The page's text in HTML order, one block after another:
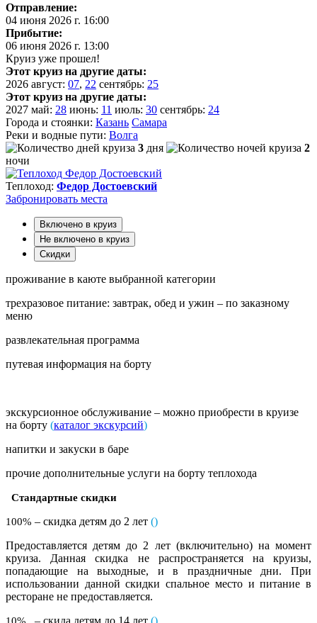
Отправление:
04 июня 2026 г. 16:00
Прибытие:
06 июня 2026 г. 13:00
Круиз уже прошел!
Этот круиз на другие даты:
2026 август: 07, 22 сентябрь: 25
Этот круиз на другие даты:
2027 май: 28 июнь: 11 июль: 30 сентябрь: 24
Города и стоянки: Казань Самара
Реки и водные пути: Волга
3 дня
2
ночи
Теплоход: Федор Достоевский
Забронировать места
Включено в круиз
Не включено в круиз
Скидки
проживание в каюте выбранной категории
трехразовое питание: завтрак, обед и ужин – по заказному
меню
развлекательная программа
путевая информация на борту
экскурсионное обслуживание – можно приобрести в круизе
на борту (каталог экскурсий)
напитки и закуски в баре
прочие дополнительные услуги на борту теплохода
Стандартные скидки
100% – скидка детям до 2 лет ()
Предоставляется детям до 2 лет (включительно) на момент
круиза. Данная скидка не распространяется на круизы,
попадающие на выходные, и в праздничные дни. При
использовании данной скидки спальное место и питание в
ресторане не предоставляется.
– скида детям до 14 лет ()